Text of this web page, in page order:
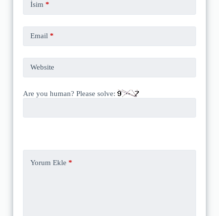
İsim *
Email *
Website
Are you human? Please solve:
Yorum Ekle *